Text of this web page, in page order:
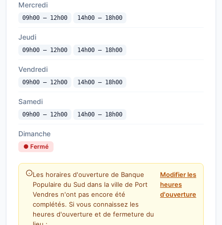
Mercredi
09h00 — 12h00 14h00 — 18h00
Jeudi
09h00 — 12h00 14h00 — 18h00
Vendredi
09h00 — 12h00 14h00 — 18h00
Samedi
09h00 — 12h00 14h00 — 18h00
Dimanche
● Fermé
Les horaires d'ouverture de Banque
Populaire du Sud dans la ville de Port
Vendres n'ont pas encore été
complétés. Si vous connaissez les
heures d'ouverture et de fermeture du
Modifier les
heures
d'ouverture